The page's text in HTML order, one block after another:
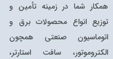
همکار شما در زمینه تأمین و
توزیع انواع محصولات برق و
اتوماسیون صنعتی همچون
الکتروموتور، سافت استارتر،